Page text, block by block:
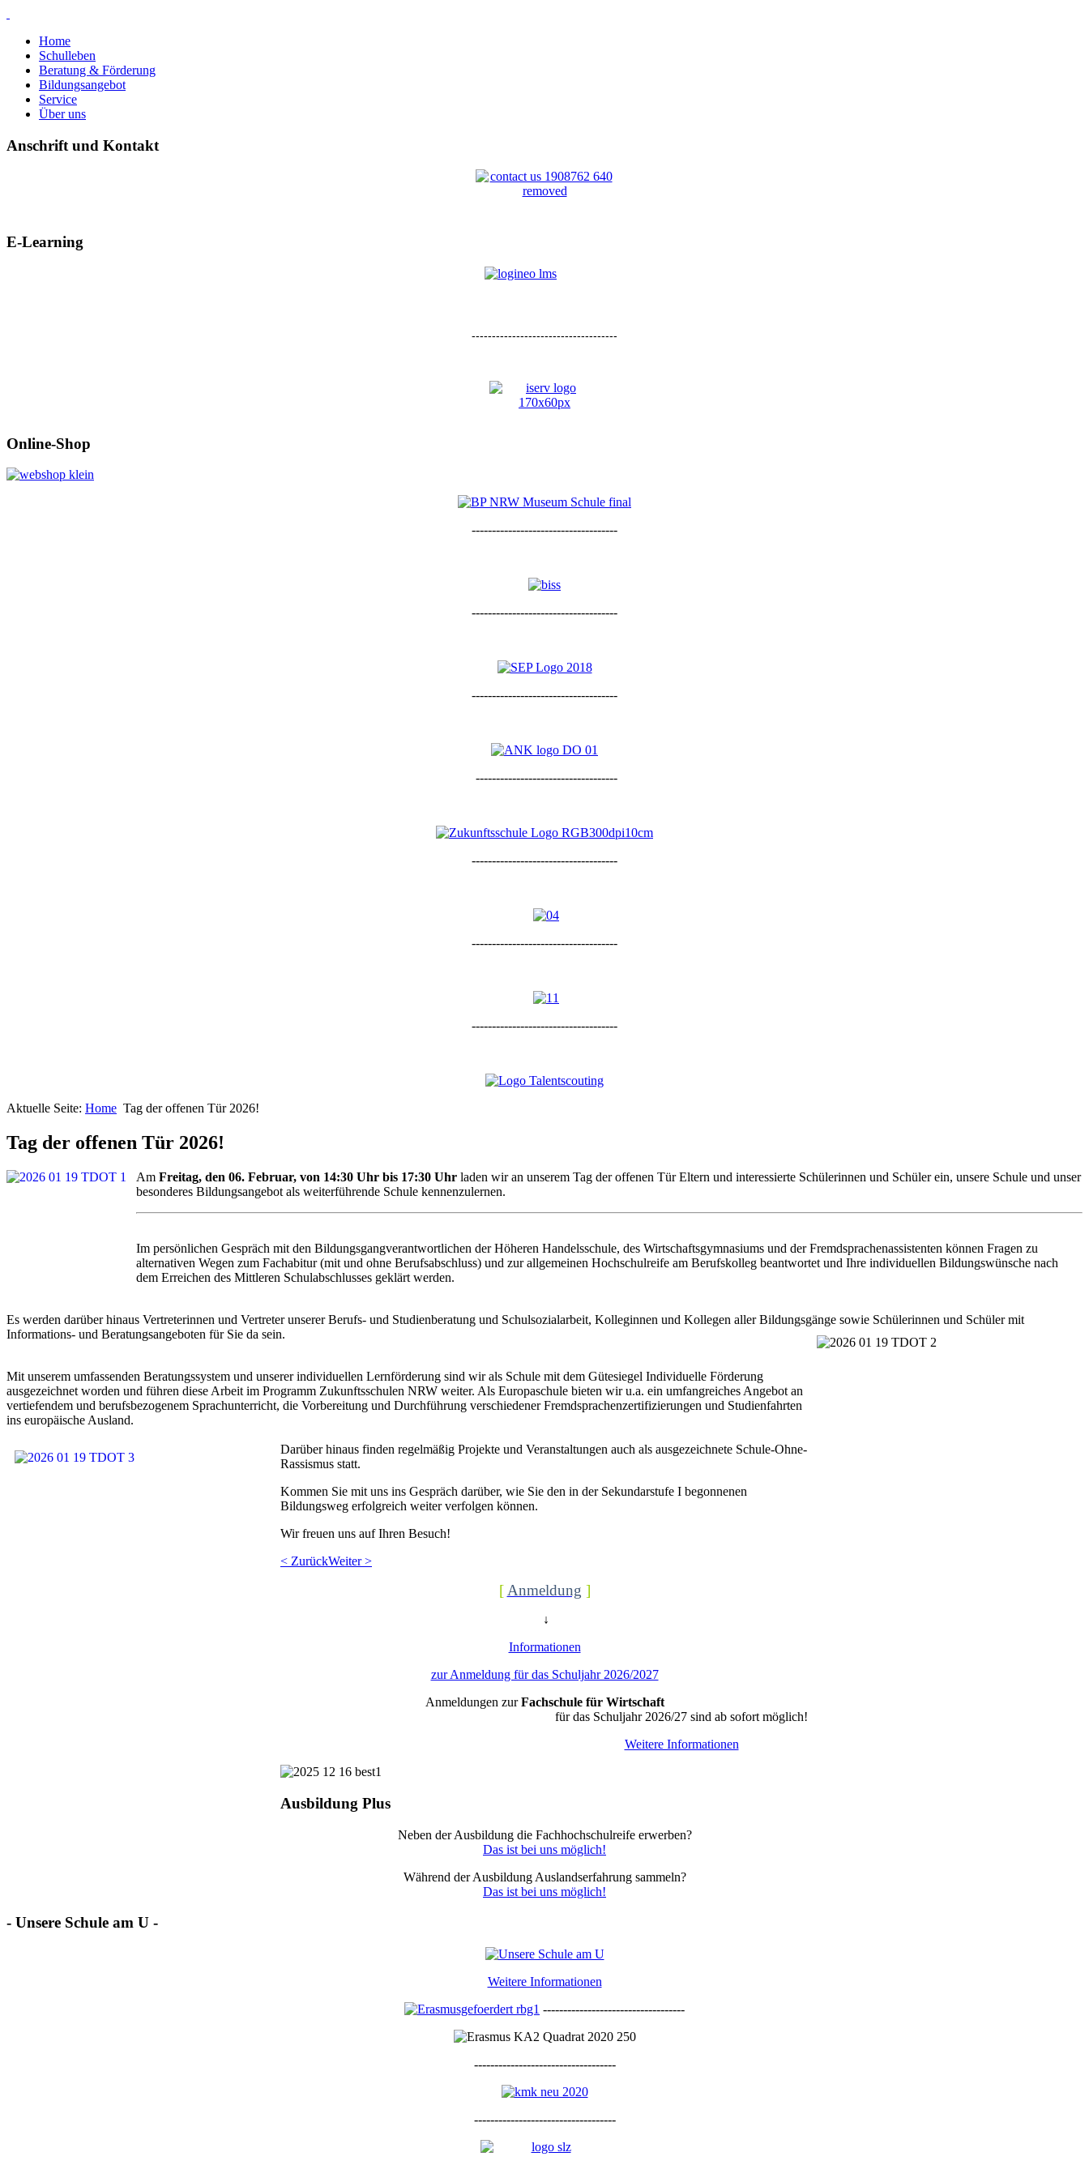
Home
Schulleben
Beratung & Förderung
Bildungsangebot
Service
Über uns
Anschrift und Kontakt
E-Learning
------------------------------------
Online-Shop
------------------------------------
------------------------------------
------------------------------------
-----------------------------------
------------------------------------
------------------------------------
------------------------------------
Aktuelle Seite: Home Tag der offenen Tür 2026!
Tag der offenen Tür 2026!
Am Freitag, den 06. Februar, von 14:30 Uhr bis 17:30 Uhr laden wir an unserem Tag der offenen Tür Eltern und interessierte Schülerinnen und Schüler ein, unsere Schule und unser
besonderes Bildungsangebot als weiterführende Schule kennenzulernen.
Im persönlichen Gespräch mit den Bildungsgangverantwortlichen der Höheren Handelsschule, des Wirtschaftsgymnasiums und der Fremdsprachenassistenten können Fragen zu
alternativen Wegen zum Fachabitur (mit und ohne Berufsabschluss) und zur allgemeinen Hochschulreife am Berufskolleg beantwortet und Ihre individuellen Bildungswünsche nach
dem Erreichen des Mittleren Schulabschlusses geklärt werden.
Es werden darüber hinaus Vertreterinnen und Vertreter unserer Berufs- und Studienberatung und Schulsozialarbeit, Kolleginnen und Kollegen aller Bildungsgänge sowie Schülerinnen und Schüler mit
Informations- und Beratungsangeboten für Sie da sein.
Mit unserem umfassenden Beratungssystem und unserer individuellen Lernförderung sind wir als Schule mit dem Gütesiegel Individuelle Förderung
ausgezeichnet worden und führen diese Arbeit im Programm Zukunftsschulen NRW weiter. Als Europaschule bieten wir u.a. ein umfangreiches Angebot an
vertiefendem und berufsbezogenem Sprachunterricht, die Vorbereitung und Durchführung verschiedener Fremdsprachenzertifizierungen und Studienfahrten
ins europäische Ausland.
Darüber hinaus finden regelmäßig Projekte und Veranstaltungen auch als ausgezeichnete Schule-Ohne-
Rassismus statt.
Kommen Sie mit uns ins Gespräch darüber, wie Sie den in der Sekundarstufe I begonnenen
Bildungsweg erfolgreich weiter verfolgen können.
Wir freuen uns auf Ihren Besuch!
< ZurückWeiter >
[ Anmeldung ]
↓
Informationen
zur Anmeldung für das Schuljahr 2026/2027
Anmeldungen zurFachschule für Wirtschaft
für das Schuljahr 2026/27 sind ab sofort möglich!
Weitere Informationen
Ausbildung Plus
Neben der Ausbildung die Fachhochschulreife erwerben?
Das ist bei uns möglich!
Während der Ausbildung Auslandserfahrung sammeln?
Das ist bei uns möglich!
- Unsere Schule am U -
Weitere Informationen
-----------------------------------
-----------------------------------
-----------------------------------